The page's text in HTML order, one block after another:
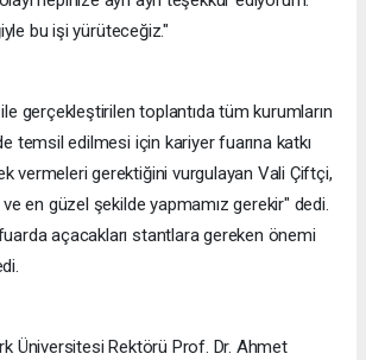
bu işi yürüteceğiz."
gerçekleştirilen toplantıda tüm kurumların
temsil edilmesi için kariyer fuarına katkı
vermeleri gerektiğini vurgulayan Vali Çiftçi,
en güzel şekilde yapmamız gerekir" dedi.
açacakları stantlara gereken önemi
Üniversitesi Rektörü Prof. Dr. Ahmet